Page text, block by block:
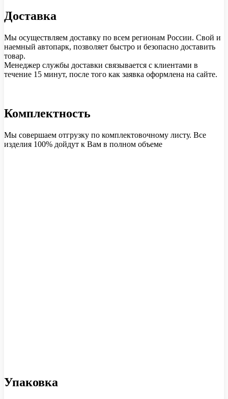
Доставка
Мы осуществляем доставку по всем регионам России. Свой и
наемный автопарк, позволяет быстро и безопасно доставить
товар.
Менеджер службы доставки связывается с клиентами в
течение 15 минут, после того как заявка оформлена на сайте.
Комплектность
Мы совершаем отгрузку по комплектовочному листу. Все
изделия 100% дойдут к Вам в полном объеме
Упаковка